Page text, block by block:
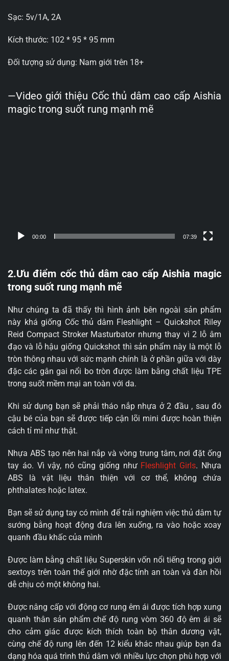
Sạc: 5v/1A, 2A
Kích thước: 102 * 95 * 95 mm
Đối tượng sử dụng: Nam giới trên 18+
—Video giới thiệu Cốc thủ dâm cao cấp Aishia
magic trong suốt rung mạnh mẽ
00:00 07:39
2.Ưu điểm cốc thủ dâm cao cấp Aishia magic
trong suốt rung mạnh mẽ
Như chúng ta đã thấy thì hình ảnh bên ngoài sản phẩm
này khá giống Cốc thủ dâm Fleshlight – Quickshot Riley
Reid Compact Stroker Masturbator nhưng thay vì 2 lỗ âm
đạo và lỗ hậu giống Quickshot thì sản phẩm này là một lỗ
tròn thông nhau với sức mạnh chính là ở phần giữa với dày
đặc các gân gai nổi bo tròn được làm bằng chất liệu TPE
trong suốt mềm mại an toàn với da.
Khi sử dụng bạn sẽ phải tháo nắp nhựa ở 2 đầu , sau đó
cậu bé của bạn sẽ được tiếp cận lõi mini được hoàn thiện
cách tỉ mỉ như thật.
Nhựa ABS tạo nên hai nắp và vòng trung tâm, nơi đặt ống
tay áo. Vì vậy, nó cũng giống như Fleshlight Girls. Nhựa
ABS là vật liệu thân thiện với cơ thể, không chứa
phthalates hoặc latex.
Bạn sẽ sử dụng tay có mình để trải nghiệm việc thủ dâm tự
sướng bằng hoạt động đưa lên xuống, ra vào hoặc xoay
quanh đầu khấc của mình
Được làm bằng chất liệu Superskin vốn nổi tiếng trong giới
sextoys trên toàn thế giới nhờ đặc tính an toàn và đàn hồi
dễ chịu có một không hai.
Được nâng cấp với động cơ rung êm ái được tích hợp xung
quanh thân sản phẩm chế độ rung vòm 360 độ êm ái sẽ
cho cảm giác được kích thích toàn bộ thân dương vật,
cùng chế độ rung lên đến 12 kiểu khác nhau giúp bạn đa
dạng hóa quá trình thủ dâm với nhiều lực chọn phù hợp với